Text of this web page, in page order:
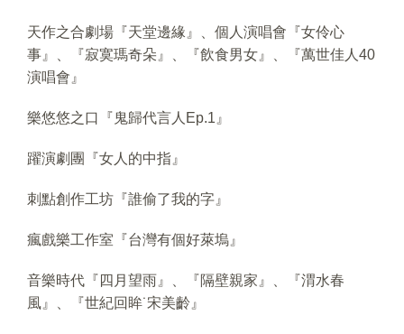
天作之合劇場『天堂邊緣』、個人演唱會『女伶心
事』、『寂寞瑪奇朵』、『飲食男女』、『萬世佳人40
演唱會』
樂悠悠之口『鬼歸代言人Ep.1』
躍演劇團『女人的中指』
刺點創作工坊『誰偷了我的字』
瘋戲樂工作室『台灣有個好萊塢』
音樂時代『四月望雨』、『隔壁親家』、『渭水春
風』、『世紀回眸˙宋美齡』